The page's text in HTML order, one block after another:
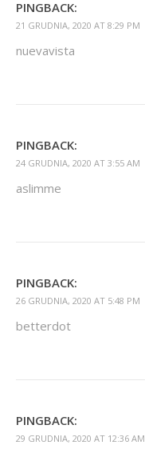
PINGBACK:
21 GRUDNIA, 2020 AT 8:29 PM
nuevavista
PINGBACK:
24 GRUDNIA, 2020 AT 3:55 AM
aslimme
PINGBACK:
26 GRUDNIA, 2020 AT 5:48 PM
betterdot
PINGBACK:
29 GRUDNIA, 2020 AT 12:36 AM